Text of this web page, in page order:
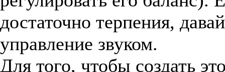
достаточно терпения,
управление звуком.
Для того, чтобы создать